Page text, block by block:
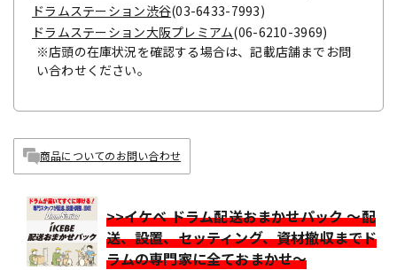
ドラムステーション渋谷(03-6433-7993)
ドラムステーション大阪プレミアム(06-6210-3969)
※店頭の在庫状況を確認する場合は、記載店舗までお問
い合わせください。
商品についてのお問い合わせ
>>イケベ ドラム配送おまかせパック ～配
送、設置、セッティング、資材撤収までド
ラムの専門家に全ておまかせ～